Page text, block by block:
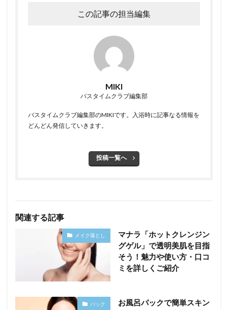
この記事の担当編集
MIKI
バスタイムクラブ編集部
バスタイムクラブ編集部のMIKIです。入浴時に記事なる情報を
どんどん発信していきます。
投稿一覧へ
関連する記事
メイク落とし
マナラ「ホットクレンジン
グゲル」で透明美肌を目指
そう！魅力や使い方・口コ
ミを詳しくご紹介
パック
お風呂パックで簡単スキン